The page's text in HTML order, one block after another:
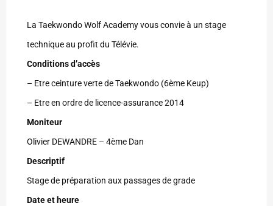
La Taekwondo Wolf Academy vous convie à un stage
technique au profit du Télévie.
Conditions d’accès
– Etre ceinture verte de Taekwondo (6ème Keup)
– Etre en ordre de licence-assurance 2014
Moniteur
Olivier DEWANDRE – 4ème Dan
Descriptif
Stage de préparation aux passages de grade
Date et heure